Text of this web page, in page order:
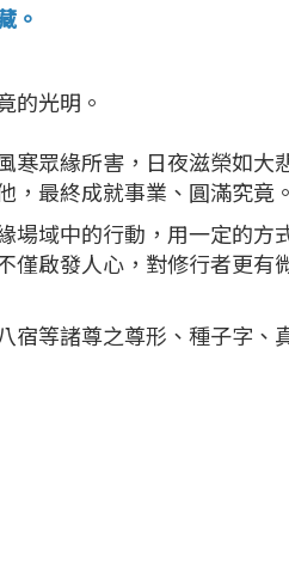
。
的光明。
寒眾緣所害，日夜滋榮如大
最終成就事業、圓滿究竟。
域中的行動，用一定的方
僅啟發人心，對修行者更有
宿等諸尊之尊形、種子字、